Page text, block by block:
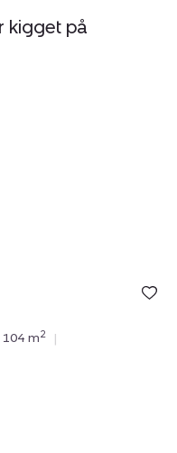
kigget på
104 m2 |